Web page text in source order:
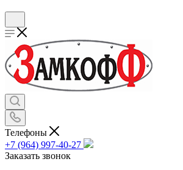
Телефоны
+7 (964) 997-40-27
Заказать звонок